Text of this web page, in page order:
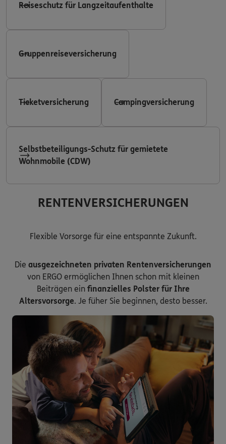
Reiseschutz für Langzeitaufenthalte
Gruppenreiseversicherung
Ticketversicherung Campingversicherung
Selbstbeteiligungs-Schutz für gemietete
Wohnmobile (CDW)
RENTENVERSICHERUNGEN
Flexible Vorsorge für eine entspannte Zukunft.
Die ausgezeichneten privaten Rentenversicherungen
von ERGO ermöglichen Ihnen schon mit kleinen
Beiträgen ein finanzielles Polster für Ihre
Altersvorsorge. Je füher Sie beginnen, desto besser.